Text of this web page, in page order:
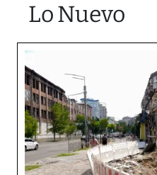
Lo Nuevo